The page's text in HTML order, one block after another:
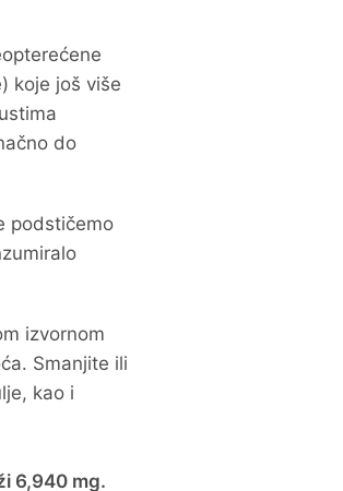
koje još više
do
podstičemo
izvornom
Smanjite ili
kao i
6,940 mg.